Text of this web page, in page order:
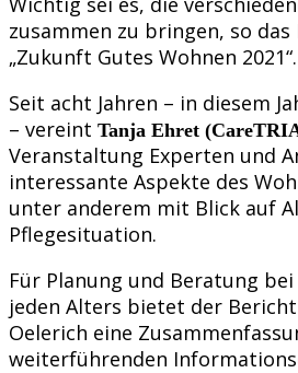
zusammen zu bringen, so
„Zukunft Gutes Wohnen 2021“.
Seit acht Jahren – in diesem
– vereint Tanja Ehret
Veranstaltung Experten und
interessante Aspekte des
unter anderem mit Blick auf
Pflegesituation.
Für Planung und Beratung
jeden Alters bietet der Bericht
Oelerich eine
weiterführenden